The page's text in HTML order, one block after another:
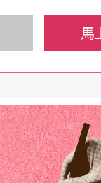
外，間接地讓國
注的事項，這
規劃了一個南部
來與方向？
馬